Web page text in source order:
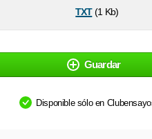
txt(1 Kb)
Guardar
Disponible sólo en